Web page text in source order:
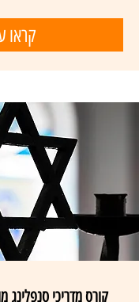
קראו
קורס מדריכי סנפלינג